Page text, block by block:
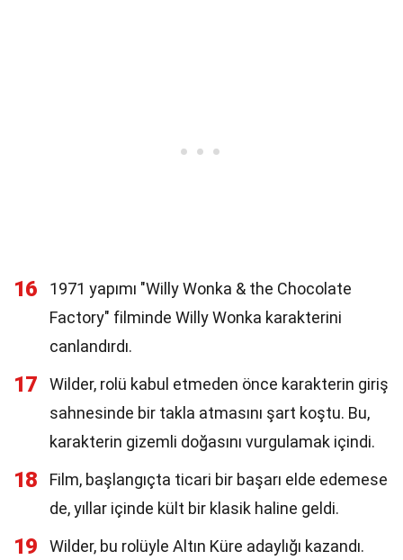
16
1971 yapımı "Willy Wonka & the Chocolate
Factory" filminde Willy Wonka karakterini
canlandırdı.
17
Wilder, rolü kabul etmeden önce karakterin giriş
sahnesinde bir takla atmasını şart koştu. Bu,
karakterin gizemli doğasını vurgulamak içindi.
18
Film, başlangıçta ticari bir başarı elde edemese
de, yıllar içinde kült bir klasik haline geldi.
19 Wilder, bu rolüyle Altın Küre adaylığı kazandı.